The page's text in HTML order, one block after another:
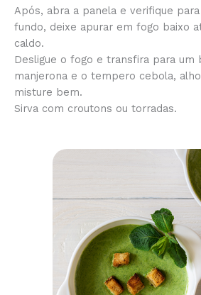
Após, abra a panela e verifique
fundo, deixe apurar em fogo baixo
caldo.
Desligue o fogo e transfira para um
manjerona e o tempero cebola,
misture bem.
Sirva com croutons ou torradas.